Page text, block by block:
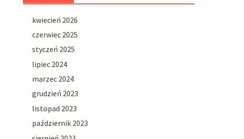
kwiecień 2026
czerwiec 2025
styczeń 2025
lipiec 2024
marzec 2024
grudzień 2023
listopad 2023
październik 2023